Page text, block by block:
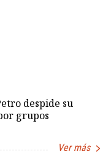
despide su
grupos
Ver más